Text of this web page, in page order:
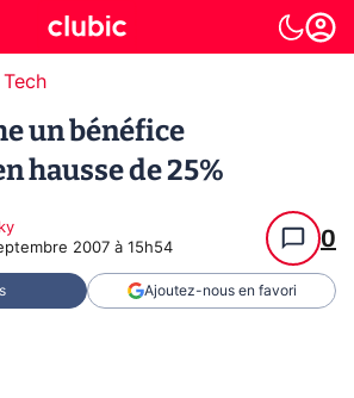
un bénéfice
hausse de 25%
2007 à 15h54 0
Ajoutez-nous en favori